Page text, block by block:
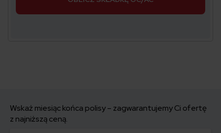
Wskaż miesiąc końca polisy – zagwarantujemy Ci ofertę
z najniższą ceną.